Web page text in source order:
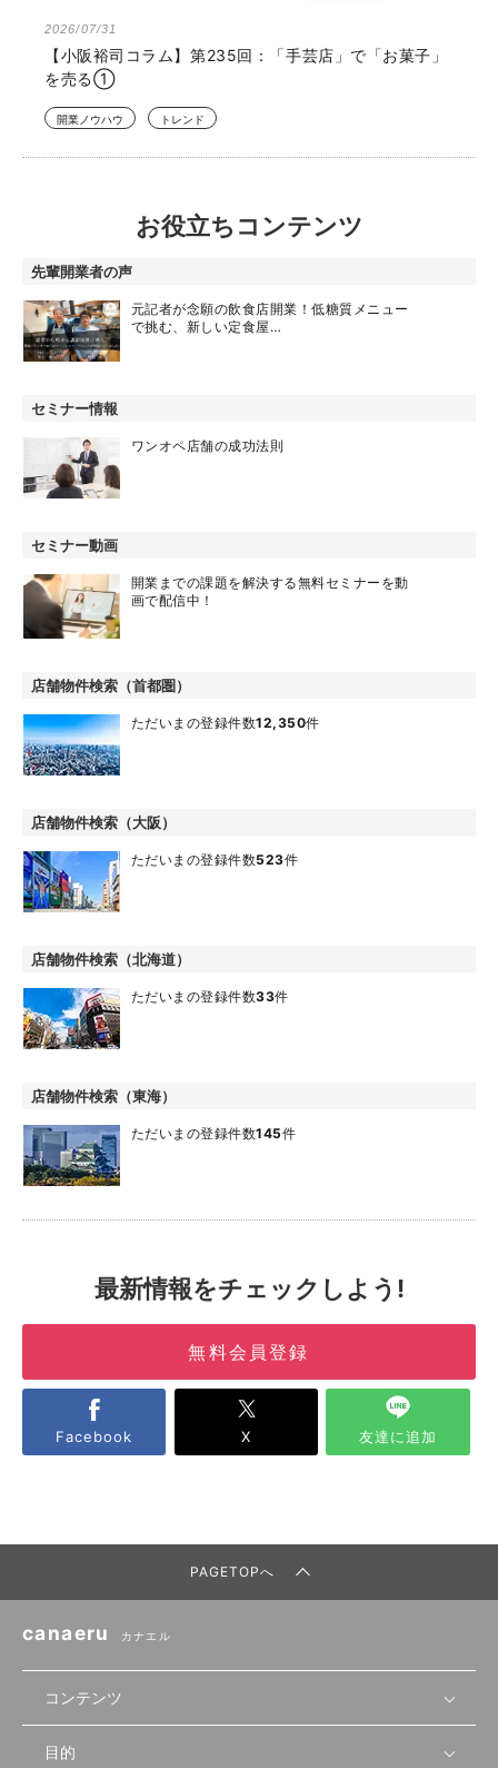
2026/07/31
【小阪裕司コラム】第235回：「手芸店」で「お菓子」
を売る①
開業ノウハウ トレンド
お役立ちコンテンツ
先輩開業者の声
元記者が念願の飲食店開業！低糖質メニュー
で挑む、新しい定食屋…
セミナー情報
ワンオペ店舗の成功法則
セミナー動画
開業までの課題を解決する無料セミナーを動
画で配信中！
店舗物件検索（首都圏）
ただいまの登録件数12,350件
店舗物件検索（大阪）
ただいまの登録件数523件
店舗物件検索（北海道）
ただいまの登録件数33件
店舗物件検索（東海）
ただいまの登録件数145件
最新情報をチェックしよう!
無料会員登録
Facebook X 友達に追加
PAGETOPへ
canaeru カナエル
コンテンツ
無料開業相談
目的